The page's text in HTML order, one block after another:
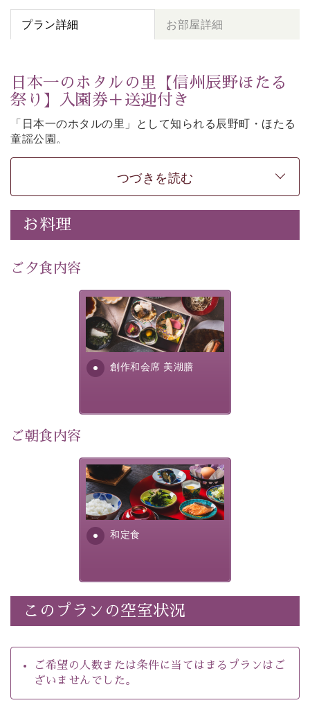
プラン詳細 お部屋詳細
日本一のホタルの里【信州辰野ほたる
祭り】入園券＋送迎付き
「日本一のホタルの里」として知られる辰野町・ほたる
童謡公園。
そこで開催される【信州辰野ほたる祭り】への送迎と入
園券がついた期間限定プランをご用意いたしました。
ホタルが織りなす幻想的な光景。昨年は多い日で1日
4,000匹以上のホタルが観測されました。（出典・画
：辰野町）
自然豊かな信州ならではの風情をご体験ください。
宿泊期間:2026年6月13日～21日
【スケジュール】
17：30 ご夕食
19：10 お隣の「ホテル紅や」ロビー集合
19：20 出発（近隣旅館2か所を経由します）
20：00 ほたる童謡公園到着（60分間の自由時間）
21：45 「ホテル紅や」到着
【ご予約前にご確認ください】
※本プランはバスの定員に限りがあるため、先着順での
ご案内となります。
※ご予約完了後でも、時間差により満席となる場合がご
ざいます。その際は当館よりご連絡申し上げます。
※催行人数に満たない場合は、催行を見合わせる場合が
ございます。その際は前日までにご連絡いたします。
※ほたる童謡公園では自由行動となります（ガイドは付
※ホタルの発生は自然条件に左右されるため、ご覧いた
だけない場合もございます。
-----------【安心への取り組み】----------
滞在いただけるよう
30項目以上からなる独自の衛生・消毒プログラムの基、
徹底した衛生管理を行っております。
つづきを読む
お料理
ご夕食内容
創作和会席 美湖膳
美湖膳とは諏訪の地で特別を
提供する為に料理長・神原 裕
明が考え出した創作和会席で
す。美しい諏訪湖の幸...
ご朝食内容
和定食
さっぱりとした和食膳に使わ
れる食材は、諏訪の名産品を
ふんだんに取り入れ、安心・
安全を心掛けた長野県産...
このプランの空室状況
ご希望の人数または条件に当てはまるプランはご
ざいませんでした。